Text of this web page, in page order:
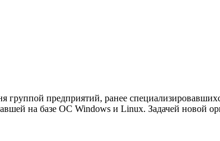
группой предприятий, ранее
на базе ОС Windows и Linux. Задачей новой